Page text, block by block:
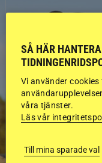
SÅ HÄR
Vi använder
våra tjänster.
Läs vår
Till mina sparade val